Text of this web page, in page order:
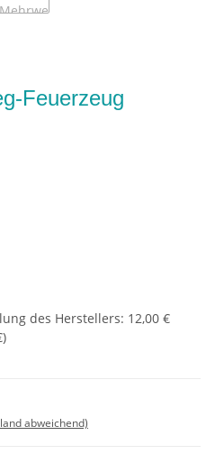
Feuerzeug
des Herstellers: 12,00 €
)
abweichend)